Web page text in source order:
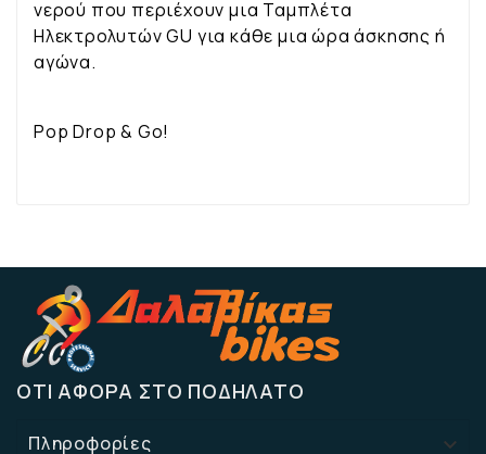
νερού που περιέχουν μια Ταμπλέτα
Ηλεκτρολυτών GU για κάθε μια ώρα άσκησης ή
αγώνα.
Pop Drop & Go!
ΌΤΙ ΑΦΟΡΆ ΣΤΟ ΠΟΔΉΛΑΤΟ
Πληροφορίες 